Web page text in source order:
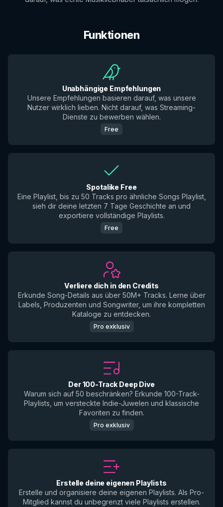
Funktionen
Unabhängige Empfehlungen
Unsere Empfehlungen basieren darauf, was unsere
Nutzer wirklich lieben. Nicht darauf, was Streaming-
Dienste zu bewerben wählen.
Free
Spotalike Free
Eine Playlist, bis zu 50 Tracks pro ähnliche Songs Playlist,
sieh dir deine letzten 7 Tage Geschichte an und
exportiere vollständige Playlists.
Free
Verliere dich in den Credits
Erkunde Song-Details aus über 50M+ Tracks. Lerne über
Labels, Produzenten und Songwriter, um ihre kompletten
Kataloge zu entdecken.
Pro exklusiv
Der 100-Track Deep Dive
Warum sich auf 50 beschränken? Erkunde 100-Track-
Playlists, um versteckte Indie-Juwelen und klassische
Favoriten zu finden.
Pro exklusiv
Erstelle deine eigenen Playlists
Erstelle und organisiere deine eigenen Playlists. Als Pro-
Mitglied kannst du unbegrenzt viele Playlists erstellen.